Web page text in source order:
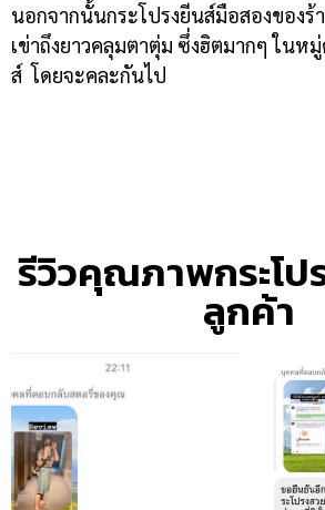
นอกจากนั้นกระโปรงยีนส์มือสองของร้า
เข่าถึงยาวคลุมตาตุ่ม ซึ่งฮิตมากๆ ในห
ส์ โดยจะคละกันไป
รีวิวคุณภาพกระโป
ลูกค้า